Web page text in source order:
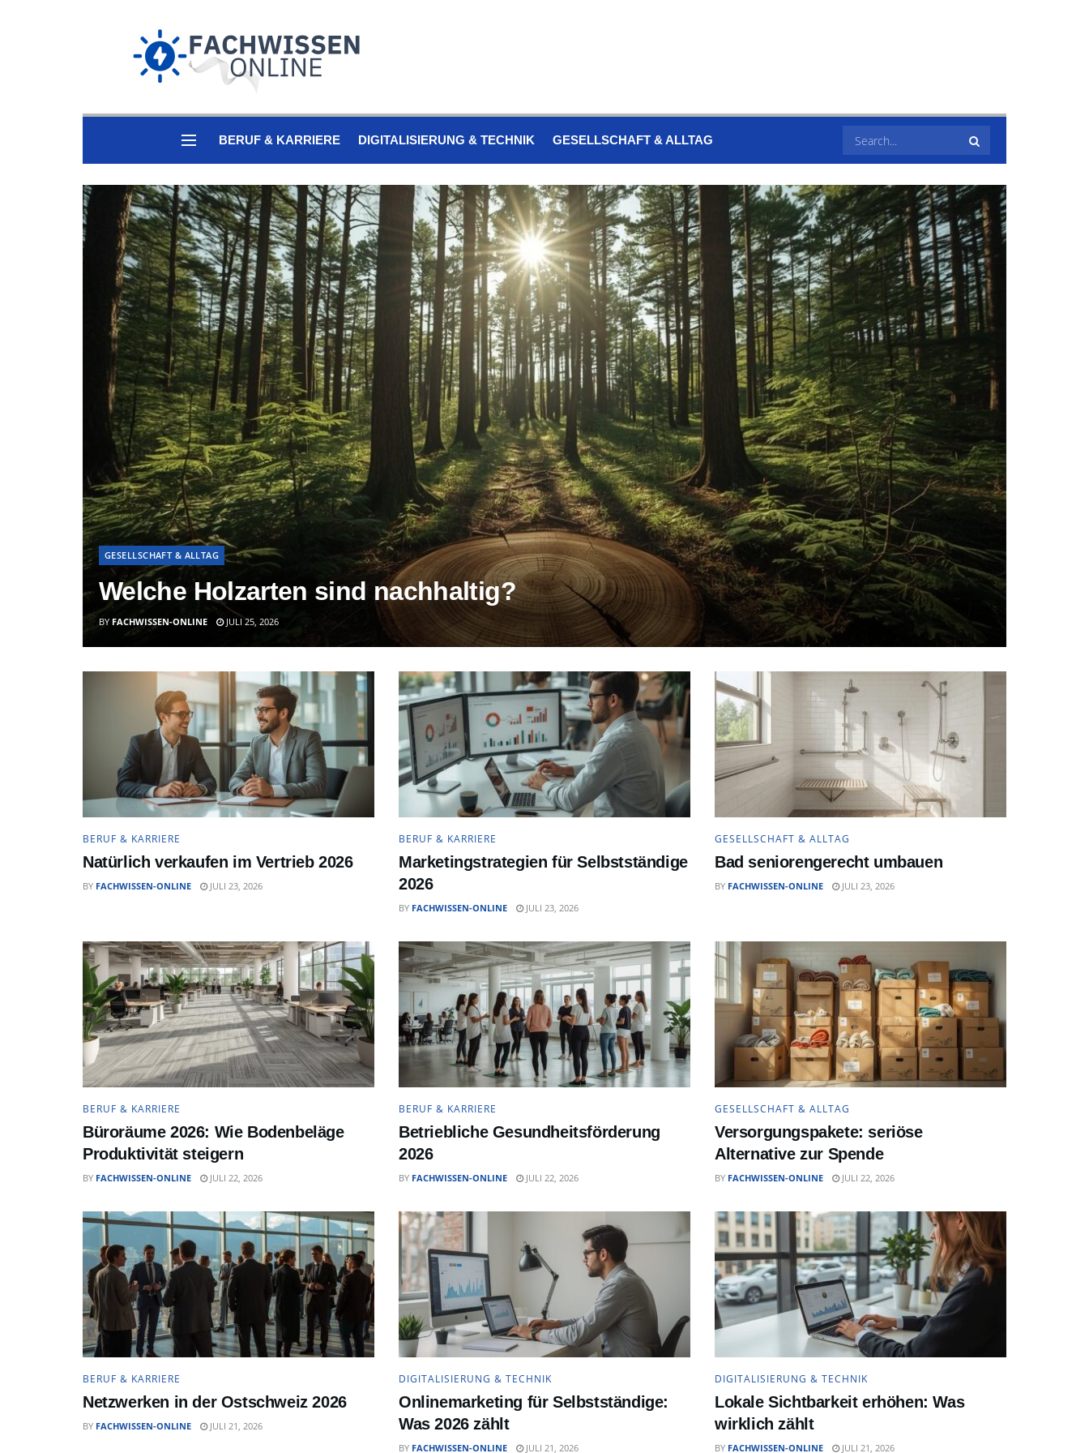
BERUF & KARRIERE DIGITALISIERUNG & TECHNIK GESELLSCHAFT & ALLTAG
GESELLSCHAFT & ALLTAG
Welche Holzarten sind nachhaltig?
BY FACHWISSEN-ONLINE JULI 25, 2026
BERUF & KARRIERE
Natürlich verkaufen im Vertrieb 2026
BY FACHWISSEN-ONLINE JULI 23, 2026
BERUF & KARRIERE
Marketingstrategien für Selbstständige
2026
BY FACHWISSEN-ONLINE JULI 23, 2026
GESELLSCHAFT & ALLTAG
Bad seniorengerecht umbauen
BY FACHWISSEN-ONLINE JULI 23, 2026
BERUF & KARRIERE
Büroräume 2026: Wie Bodenbeläge
Produktivität steigern
BY FACHWISSEN-ONLINE JULI 22, 2026
BERUF & KARRIERE
Betriebliche Gesundheitsförderung
2026
BY FACHWISSEN-ONLINE JULI 22, 2026
GESELLSCHAFT & ALLTAG
Versorgungspakete: seriöse
Alternative zur Spende
BY FACHWISSEN-ONLINE JULI 22, 2026
BERUF & KARRIERE
Netzwerken in der Ostschweiz 2026
BY FACHWISSEN-ONLINE JULI 21, 2026
DIGITALISIERUNG & TECHNIK
Onlinemarketing für Selbstständige:
Was 2026 zählt
BY FACHWISSEN-ONLINE JULI 21, 2026
DIGITALISIERUNG & TECHNIK
Lokale Sichtbarkeit erhöhen: Was
wirklich zählt
BY FACHWISSEN-ONLINE JULI 21, 2026